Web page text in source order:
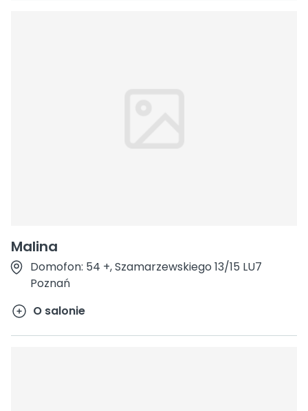
Malina
Domofon: 54 +, Szamarzewskiego 13/15 LU7
Poznań
O salonie